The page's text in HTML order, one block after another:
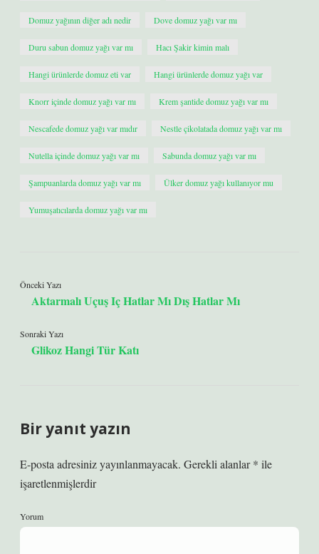
Domuz yağının diğer adı nedir Dove domuz yağı var mı
Duru sabun domuz yağı var mı Hacı Şakir kimin malı
Hangi ürünlerde domuz eti var Hangi ürünlerde domuz yağı var
Knorr içinde domuz yağı var mı Krem şantide domuz yağı var mı
Nescafede domuz yağı var mıdır Nestle çikolatada domuz yağı var mı
Nutella içinde domuz yağı var mı Sabunda domuz yağı var mı
Şampuanlarda domuz yağı var mı Ülker domuz yağı kullanıyor mu
Yumuşatıcılarda domuz yağı var mı
Önceki Yazı
Aktarmalı Uçuş Iç Hatlar Mı Dış Hatlar Mı
Sonraki Yazı
Glikoz Hangi Tür Katı
Bir yanıt yazın
E-posta adresiniz yayınlanmayacak. Gerekli alanlar* ile
işaretlenmişlerdir
Yorum